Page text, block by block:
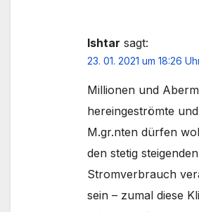
Ishtar sagt:
23. 01. 2021 um 18:26
Millionen und
hereingeströmte
M.gr.nten dürfen
den stetig steigenden
Stromverbrauch
sein – zumal diese